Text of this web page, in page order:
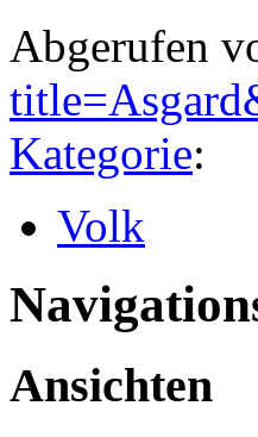
Abgerufen
Kategorie:
Volk
Ansichten